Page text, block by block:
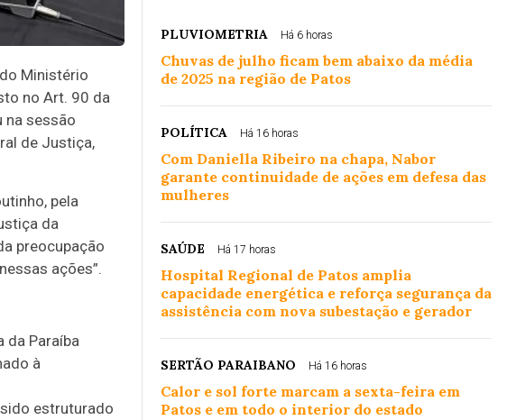
Ministério
no Art. 90 da
sessão
de Justiça,
pela
da
preocupação
ações”.
da Paraíba
à
estruturado
PLUVIOMETRIA Há 6 horas
Chuvas de julho ficam bem abaixo da média
de 2025 na região de Patos
POLÍTICA Há 16 horas
Com Daniella Ribeiro na chapa, Nabor
garante continuidade de ações em defesa das
mulheres
SAÚDE Há 17 horas
Hospital Regional de Patos amplia
capacidade energética e reforça segurança da
assistência com nova subestação e gerador
SERTÃO PARAIBANO Há 16 horas
Calor e sol forte marcam a sexta-feira em
Patos e em todo o interior do estado